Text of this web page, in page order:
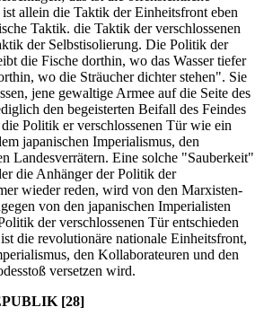
allein die Taktik der Einheitsfront eben
Taktik. die Taktik der verschlossenen
der Selbstisolierung. Die Politik der
die Fische dorthin, wo das Wasser tiefer
wo die Sträucher dichter stehen". Sie
jene gewaltige Armee auf die Seite des
den begeisterten Beifall des Feindes
Politik er verschlossenen Tür wie ein
japanischen Imperialismus, den
Landesverrätern. Eine solche "Sauberkeit"
die Anhänger der Politik der
wieder reden, wird von den Marxisten-
von den japanischen Imperialisten
der verschlossenen Tür entschieden
die revolutionäre nationale Einheitsfront,
den Kollaborateuren und den
versetzen wird.
[28]